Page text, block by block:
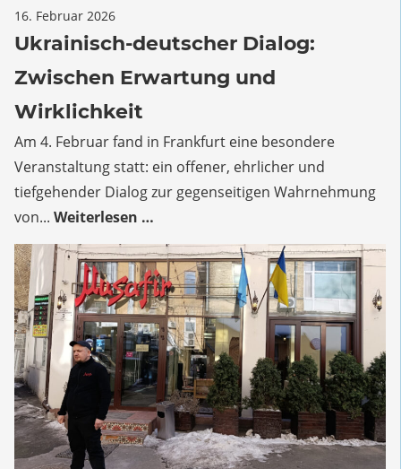
16. Februar 2026
Ukrainisch-
deutscher
Dialog:
und
Wirklichkeit
Ukrainisch-deutscher Dialog:
Zwischen Erwartung und
Wirklichkeit
Am 4. Februar fand in Frankfurt eine besondere
Veranstaltung statt: ein offener, ehrlicher und
tiefgehender Dialog zur gegenseitigen Wahrnehmung
von... Weiterlesen …